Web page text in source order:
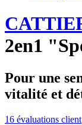
2en1
Pour une
vitalité et
16 évaluations client